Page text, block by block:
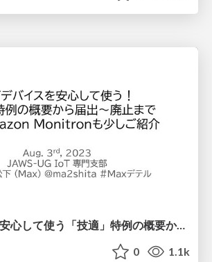
IoTデバイスを安心して使う「技適」特例の概要から届出～廃止まで && Amazon Monitronのご紹介/telec-and-amazon-monitron
0 1.1k